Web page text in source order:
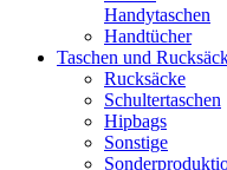
Handytaschen
Handtücher
Taschen und
Rucksäcke
Schultertaschen
Hipbags
Sonstige